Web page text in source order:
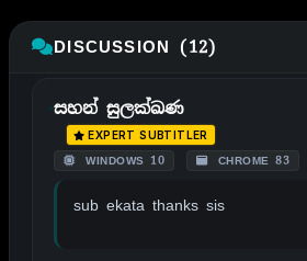
DISCUSSION (12)
සහන් සුලක්ඛණ
EXPERT SUBTITLER
WINDOWS 10 CHROME 83
sub ekata thanks sis